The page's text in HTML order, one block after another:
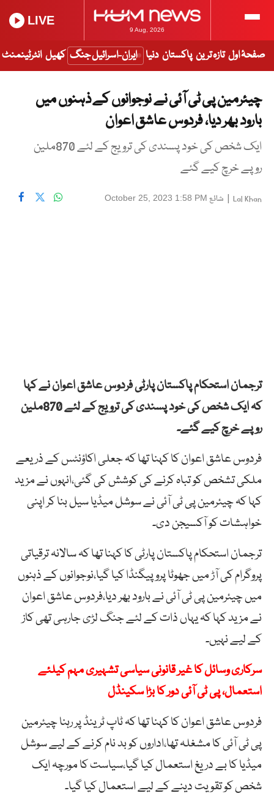
9 Aug, 2026
LIVE
صفحۂ اول تازہ ترین پاکستان دنیا ایران-اسرائیل جنگ کھیل انٹرٹینمنٹ
چیئرمین پی ٹی آئی نے نوجوانوں کے ذہنوں میں
بارود بھر دیا، فردوس عاشق اعوان
ایک شخص کی خود پسندی کی ترویج کے لئے 870ملین
روپے خرچ کیے گئے
Lal Khan
| شائع October 25, 2023 1:58 PM
ترجمان استحکام پاکستان پارٹی فردوس عاشق اعوان نے کہا
کہ ایک شخص کی خود پسندی کی ترویج کے لئے 870ملین
روپے خرچ کیے گئے۔
فردوس عاشق اعوان کا کہنا تھا کہ جعلی اکاؤنٹس کے ذریعے
ملکی تشخص کو تباہ کرنے کی کوشش کی گئی،انہوں نے مزید
کہا کہ چیئرمین پی ٹی آئی نے سوشل میڈیا سیل بنا کر اپنی
خواہشات کو آکسیجن دی۔
ترجمان استحکام پاکستان پارٹی کا کہنا تھا کہ سالانہ ترقیاتی
پروگرام کی آڑ میں جھوٹا پروپیگنڈا کیا گیا،نوجوانوں کے ذہنوں
میں چیئرمین پی ٹی آئی نے بارود بھر دیا،فردوس عاشق اعوان
نے مزید کہا کہ یہاں ذات کے لئے جنگ لڑی جارہی تھی کاز
کے لیے نہیں۔
سرکاری وسائل کا غیر قانونی سیاسی تشہیری مہم کیلئے
استعمال، پی ٹی آئی دور کا بڑا سکینڈل
فردوس عاشق اعوان کا کہنا تھا کہ ٹاپ ٹرینڈ پر رہنا چیئرمین
پی ٹی آئی کا مشغلہ تھا،اداروں کو بد نام کرنے کے لیے سوشل
میڈیا کا بے دریغ استعمال کیا گیا،سیاست کا مورچہ ایک
شخص کو تقویت دینے کے لیے استعمال کیا گیا۔